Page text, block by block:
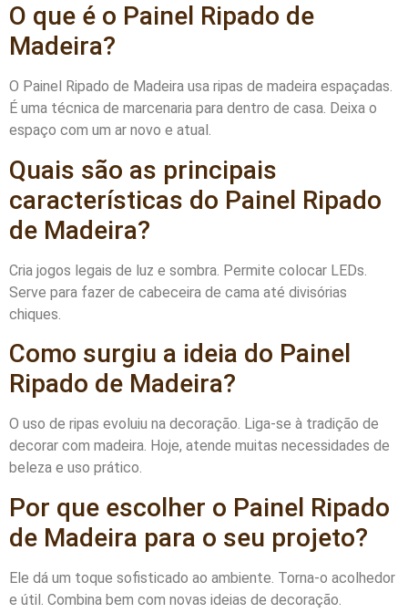
O que é o Painel Ripado de
Madeira?
O Painel Ripado de Madeira usa ripas de madeira espaçadas.
É uma técnica de marcenaria para dentro de casa. Deixa o
espaço com um ar novo e atual.
Quais são as principais
características do Painel Ripado
de Madeira?
Cria jogos legais de luz e sombra. Permite colocar LEDs.
Serve para fazer de cabeceira de cama até divisórias
chiques.
Como surgiu a ideia do Painel
Ripado de Madeira?
O uso de ripas evoluiu na decoração. Liga-se à tradição de
decorar com madeira. Hoje, atende muitas necessidades de
beleza e uso prático.
Por que escolher o Painel Ripado
de Madeira para o seu projeto?
Ele dá um toque sofisticado ao ambiente. Torna-o acolhedor
e útil. Combina bem com novas ideias de decoração.